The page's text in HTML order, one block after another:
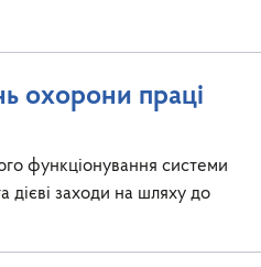
охорони праці
функціонування системи
дієві заходи на шляху до